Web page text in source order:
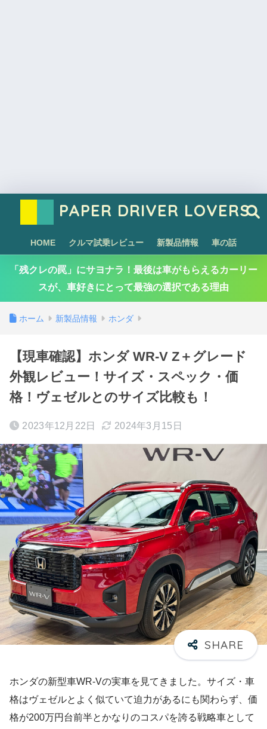
PAPER DRIVER LOVERS
HOME クルマ試乗レビュー 新製品情報 車の話
「残クレの罠」にサヨナラ！最後は車がもらえるカーリー
スが、車好きにとって最強の選択である理由
ホーム 新製品情報 ホンダ
【現車確認】ホンダ WR-V Z＋グレード
外観レビュー！サイズ・スペック・価
格！ヴェゼルとのサイズ比較も！
2023年12月22日 2024年3月15日
ホンダの新型車WR-Vの実車を見てきました。サイズ・車
格はヴェゼルとよく似ていて迫力があるにも関わらず、価
格が200万円台前半とかなりのコスパを誇る戦略車として